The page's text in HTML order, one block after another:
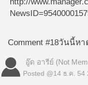
Comment #18วันนี้หา
อู๊ด อารีย์ (Not
Posted @14 ธ.ค. 54